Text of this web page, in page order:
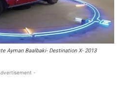
Ayman Baalbaki- Destination X- 2013
-